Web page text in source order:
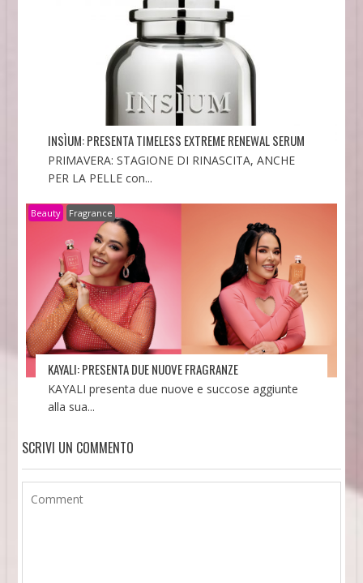
INSÌUM: PRESENTA TIMELESS EXTREME RENEWAL SERUM
PRIMAVERA: STAGIONE DI RINASCITA, ANCHE
PER LA PELLE con...
Beauty Fragrance
KAYALI: PRESENTA DUE NUOVE FRAGRANZE
KAYALI presenta due nuove e succose aggiunte
alla sua...
SCRIVI UN COMMENTO